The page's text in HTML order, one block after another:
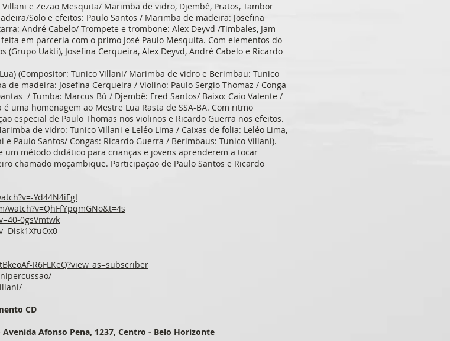
e Zezão Mesquita/ Marimba de vidro, Djembê, Pratos, Tambor
Solo e efeitos: Paulo Santos / Marimba de madeira: Josefina
André Cabelo/ Trompete e trombone: Alex Deyvd /Timbales, Jam
em parceria com o primo José Paulo Mesquita. Com elementos do
(Grupo Uakti), Josefina Cerqueira, Alex Deyvd, André Cabelo e Ricardo
(Compositor: Tunico Villani/ Marimba de vidro e Berimbau: Tunico
madeira: Josefina Cerqueira / Violino: Paulo Sergio Thomaz / Conga
/ Tumba: Marcus Bú / Djembê: Fred Santos/ Baixo: Caio Valente /
uma homenagem ao Mestre Lua Rasta de SSA-BA. Com ritmo
especial de Paulo Thomas nos violinos e Ricardo Guerra nos efeitos.
de vidro: Tunico Villani e Leléo Lima / Caixas de folia: Leléo Lima,
Paulo Santos/ Congas: Ricardo Guerra / Berimbaus: Tunico Villani).
um método didático para crianças e jovens aprenderem a tocar
chamado moçambique. Participação de Paulo Santos e Ricardo
Yd44N4iFgI
watch?v=QhFfYpqmGNo&t=4s
0gsVmtwk
R6FLKeQ?view_as=subscriber
CD
Afonso Pena, 1237, Centro - Belo Horizonte